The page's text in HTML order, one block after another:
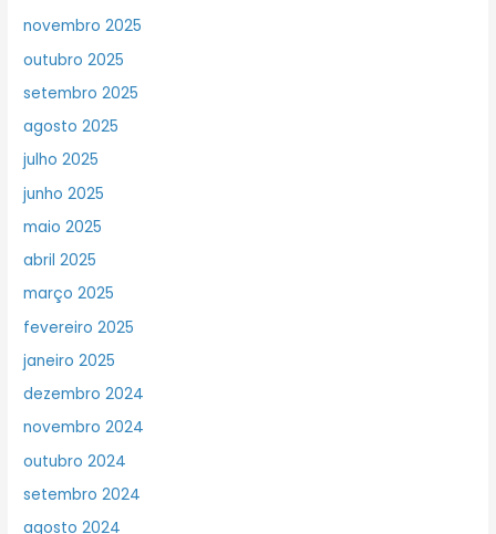
novembro 2025
outubro 2025
setembro 2025
agosto 2025
julho 2025
junho 2025
maio 2025
abril 2025
março 2025
fevereiro 2025
janeiro 2025
dezembro 2024
novembro 2024
outubro 2024
setembro 2024
agosto 2024